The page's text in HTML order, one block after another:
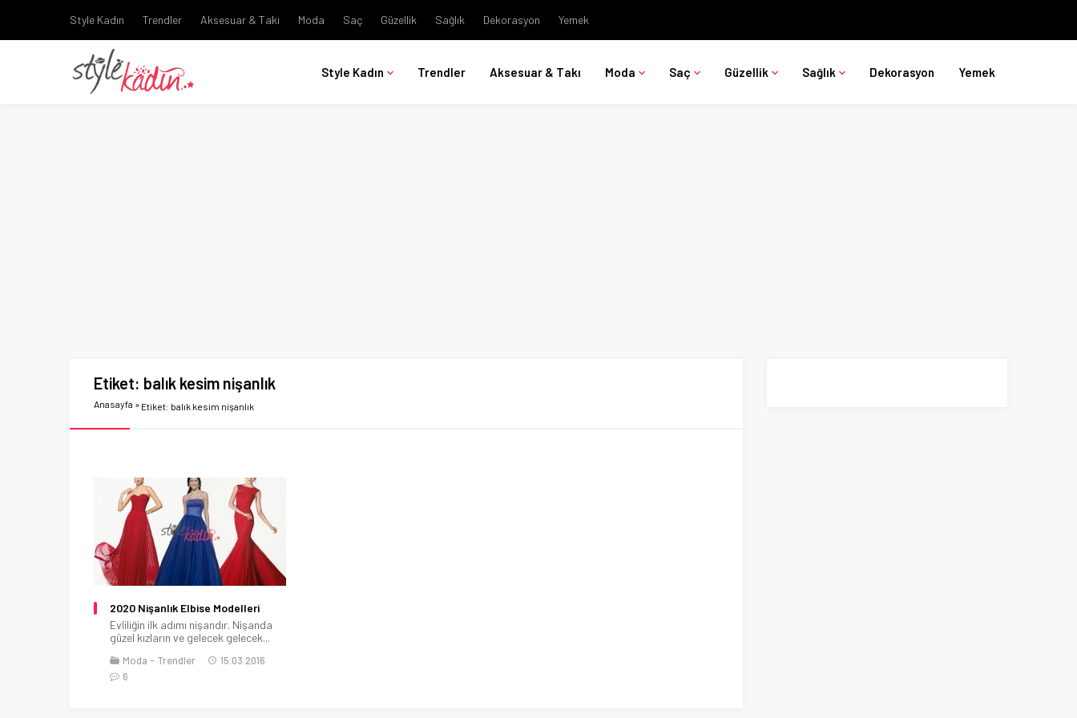
Style Kadın Trendler Aksesuar & Takı Moda Saç Güzellik Sağlık Dekorasyon Yemek
Style Kadın Trendler Aksesuar & Takı Moda Saç Güzellik Sağlık Dekorasyon Yemek
Etiket: balık kesim nişanlık
Anasayfa » Etiket: balık kesim nişanlık
2020 Nişanlık Elbise Modelleri
Evliliğin ilk adımı nişandır. Nişanda
güzel kızların ve gelecek gelecek...
Moda Trendler
15.03.2016
6